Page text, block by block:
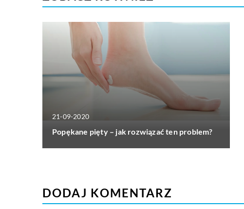
21-09-2020
Popękane pięty – jak rozwiązać ten problem?
DODAJ KOMENTARZ